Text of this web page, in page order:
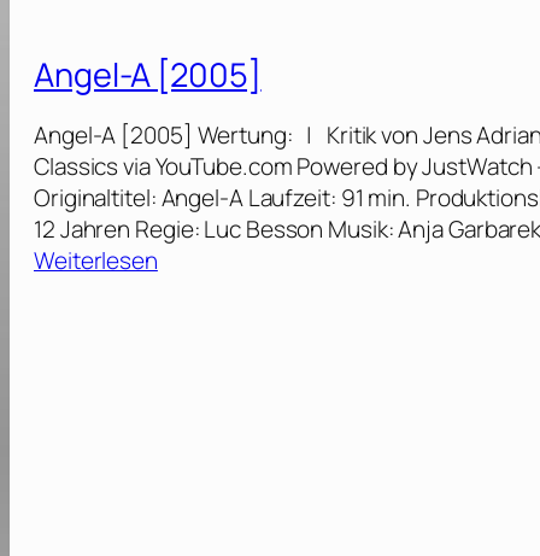
f
i
(
D
i
c
y
[
2
0
1
4
]
Angel-A [2005]
Angel-A [2005] Wertung: | Kritik von Jens
Classics via YouTube.com Powered by
Originaltitel: Angel-A Laufzeit: 91 min.
12 Jahren Regie: Luc Besson Musik: Anja
Weiterlesen: